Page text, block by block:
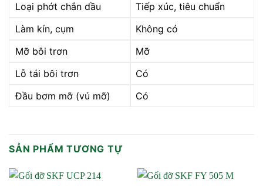
Loại phớt chắn dầu
Tiếp xúc, tiêu chuẩn
Làm kín, cụm
Không có
Mỡ bôi trơn
Mỡ
Lỗ tái bôi trơn
Có
Đầu bơm mỡ (vú mỡ)
Có
SẢN PHẨM TƯƠNG TỰ